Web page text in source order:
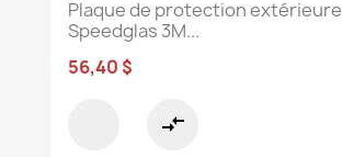
Plaque de protection extérieure
Speedglas 3M...
56,40 $
compare_arrows